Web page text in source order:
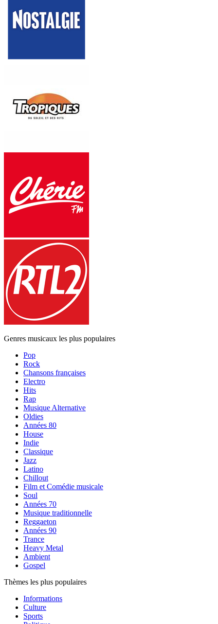
Genres musicaux les plus populaires
Pop
Rock
Chansons françaises
Electro
Hits
Rap
Musique Alternative
Oldies
Années 80
House
Indie
Classique
Jazz
Latino
Chillout
Film et Comédie musicale
Soul
Années 70
Musique traditionnelle
Reggaeton
Années 90
Trance
Heavy Metal
Ambient
Gospel
Thèmes les plus populaires
Informations
Culture
Sports